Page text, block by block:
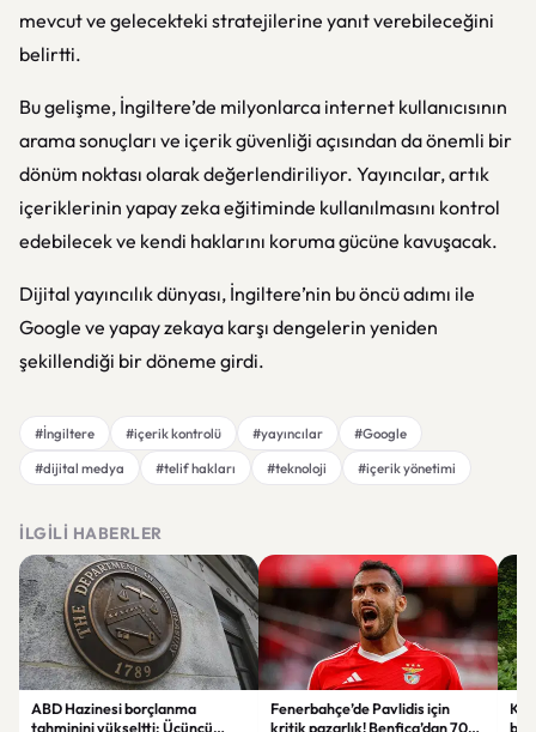
mevcut ve gelecekteki stratejilerine yanıt verebileceğini
belirtti.
Bu gelişme, İngiltere’de milyonlarca internet kullanıcısının
arama sonuçları ve içerik güvenliği açısından da önemli bir
dönüm noktası olarak değerlendiriliyor. Yayıncılar, artık
içeriklerinin yapay zeka eğitiminde kullanılmasını kontrol
edebilecek ve kendi haklarını koruma gücüne kavuşacak.
Dijital yayıncılık dünyası, İngiltere’nin bu öncü adımı ile
Google ve yapay zekaya karşı dengelerin yeniden
şekillendiği bir döneme girdi.
#İngiltere #içerik kontrolü #yayıncılar
#Google
#dijital medya
#telif hakları #teknoloji #içerik yönetimi
İLGILI HABERLER
ABD Hazinesi borçlanma
tahminini yükseltti: Üçüncü
Fenerbahçe’de Pavlidis için
kritik pazarlık! Benfica’dan 70